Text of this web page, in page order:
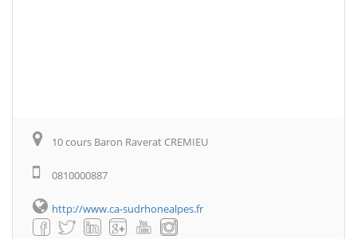
10 cours Baron Raverat CREMIEU
0810000887
http://www.ca-sudrhonealpes.fr